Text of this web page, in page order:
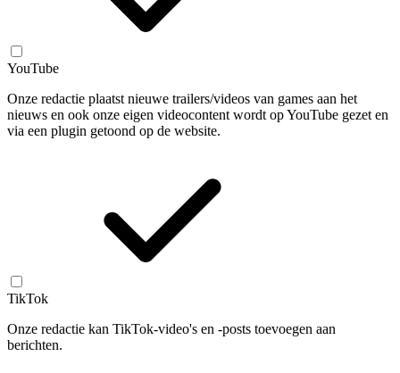
YouTube
Onze redactie plaatst nieuwe trailers/videos van games aan het
nieuws en ook onze eigen videocontent wordt op YouTube gezet en
via een plugin getoond op de website.
TikTok
Onze redactie kan TikTok-video's en -posts toevoegen aan
berichten.